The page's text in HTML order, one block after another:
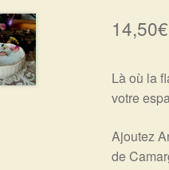
14,50€
Là où la
votre
Ajoutez
de